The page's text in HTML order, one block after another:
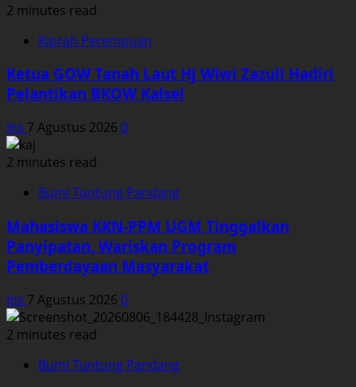
2 minutes read
Kiprah Perempuan
Ketua GOW Tanah Laut Hj Wiwi Zazuli Hadiri
Pelantikan BKOW Kalsel
Ins 7 Agustus 2026 0
2 minutes read
Bumi Tuntung Pandang
Mahasiswa KKN-PPM UGM Tinggalkan
Panyipatan, Wariskan Program
Pemberdayaan Masyarakat
Ins 7 Agustus 2026 0
2 minutes read
Bumi Tuntung Pandang